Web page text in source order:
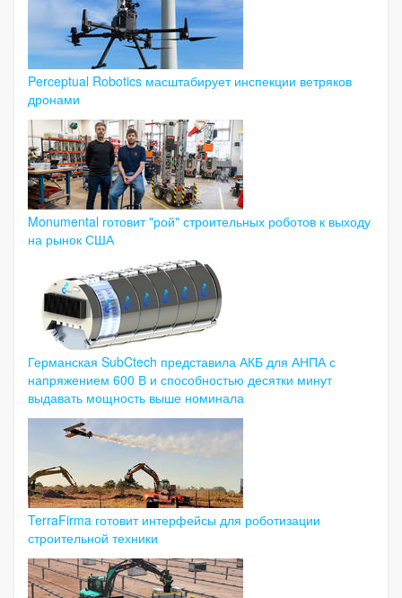
Perceptual Robotics масштабирует инспекции ветряков
дронами
Monumental готовит "рой" строительных роботов к выходу
на рынок США
Германская SubCtech представила АКБ для АНПА с
напряжением 600 В и способностью десятки минут
выдавать мощность выше номинала
TerraFirma готовит интерфейсы для роботизации
строительной техники